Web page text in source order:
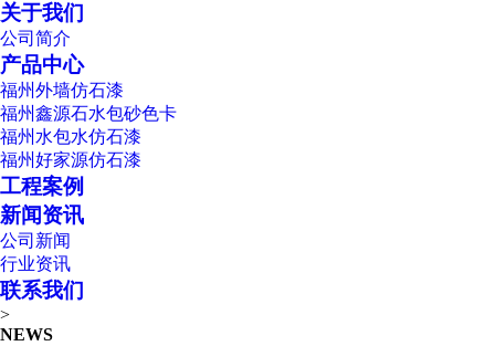
关于我们
公司简介
产品中心
福州外墙仿石漆
福州鑫源石水包砂色卡
福州水包水仿石漆
福州好家源仿石漆
工程案例
新闻资讯
公司新闻
行业资讯
联系我们
>
NEWS